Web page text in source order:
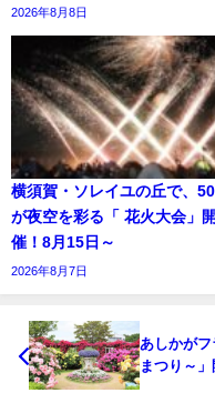
2026年8月8日
横須賀・ソレイユの丘で、
が夜空を彩る「 花火大会」開
催！8月15日～
2026年8月7日
あしかが
まつり～」